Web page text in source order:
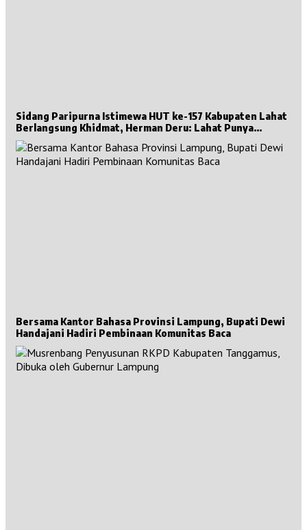
Sidang Paripurna Istimewa HUT ke-157 Kabupaten Lahat
Berlangsung Khidmat, Herman Deru: Lahat Punya
Sejarah Besar untuk Sumsel
Bersama Kantor Bahasa Provinsi Lampung, Bupati Dewi
Handajani Hadiri Pembinaan Komunitas Baca